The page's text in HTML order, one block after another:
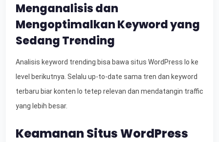
Menganalisis dan
Mengoptimalkan Keyword yang
Sedang Trending
Analisis keyword trending bisa bawa situs WordPress lo ke
level berikutnya. Selalu up-to-date sama tren dan keyword
terbaru biar konten lo tetep relevan dan mendatangin traffic
yang lebih besar.
Keamanan Situs WordPress